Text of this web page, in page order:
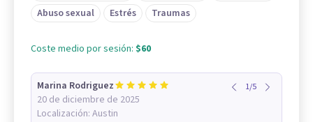
Abuso sexual
Estrés Traumas
Coste medio por sesión: $60
Marina Rodriguez
20 de diciembre de 2025
Localización: Austin
1/5